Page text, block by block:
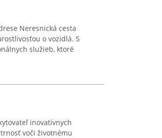
Neresnická cesta
o vozidlá. S
služieb, ktoré
inovatívnych
voči životnému